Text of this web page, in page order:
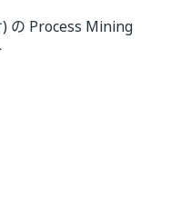
の Process Mining